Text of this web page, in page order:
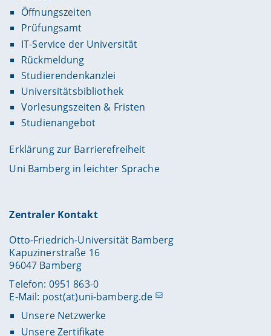
Öffnungszeiten
Prüfungsamt
IT-Service der Universität
Rückmeldung
Studierendenkanzlei
Universitätsbibliothek
Vorlesungszeiten & Fristen
Studienangebot
Erklärung zur Barrierefreiheit
Uni Bamberg in leichter Sprache
Zentraler Kontakt
Otto-Friedrich-Universität Bamberg
Kapuzinerstraße 16
96047 Bamberg
Telefon: 0951 863-0
E-Mail: post(at)uni-bamberg.de
Unsere Netzwerke
Unsere Zertifikate